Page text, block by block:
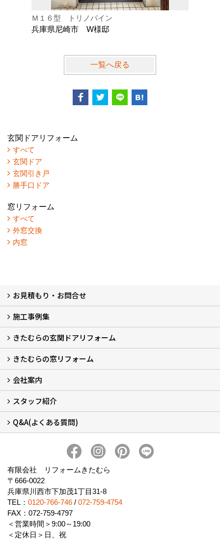
Ｍ１６型 トリノパイン
兵庫県尼崎市 W様邸
一覧へ戻る
玄関ドアリフォーム
すべて
玄関ドア
玄関引き戸
勝手口ドア
窓リフォーム
すべて
外窓交換
内窓
お見積もり・お問合せ
LINEで概算見積もり
チャットで質問
問い合わせフォームから
オンライン相談
電話で相談
無料現地調査をご希望の方
施工事例集
玄関ドアリフォーム
玄関引戸リフォーム
勝手口ドアリフォーム
窓リフォーム
きたむらの玄関ドアリフォーム
玄関ドアリフォームについて
リシェントについて (23)
・玄関ドアバリエーション (52)
・玄関引戸バリエーション (44)
・勝手口ドアバリエーション (11)
安心の自社施工
無料点検
保証について
価格について
概算見積について (2)
きたむらの窓リフォーム
窓リフォームについて (5)
・内窓設置-LIXILインプラス
・内窓設置-AGCまどまど
・窓交換
・エコガラス交換
・防犯・防災ガラス交換
会社案内
会社概要 (2)
ブログ
アクセス
施工エリア
施工までの流れ
SNSインフォメーション
チャット機能
オンライン打合わせ
補助金について (2)
スタッフ紹介
スタッフ紹介
Q&A(よくある質問)
有限会社 リフォームきたむら
〒666-0022
兵庫県川西市下加茂1丁目31-8
TEL： 0120-766-746 / 072-759-4754
FAX：072-759-4797
＜営業時間＞9:00～19:00
＜定休日＞日、祝